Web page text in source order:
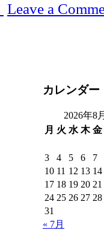
Leave a
カレンダー
2026年8
月 火 水 木 金
3 4 5 6
7
10 11 12 13 14
17 18 19 20 21
24 25 26 27 28
31
« 7月